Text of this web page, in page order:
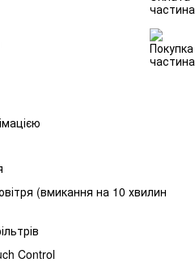
(вмикання на 10 хвилин
Control